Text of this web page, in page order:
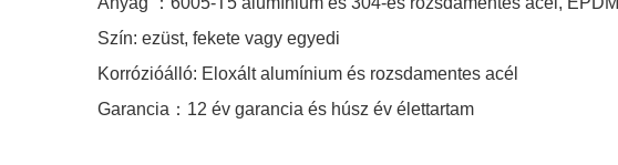
Szín: ezüst, fekete vagy egyedi
Korrózióálló: Eloxált alumínium és rozsdamentes acél
Garancia ： 12 év garancia és húsz év élettartam